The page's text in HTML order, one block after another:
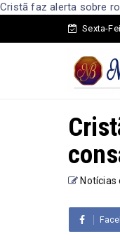
Cristã faz alerta sobre
Sexta-
Notícias